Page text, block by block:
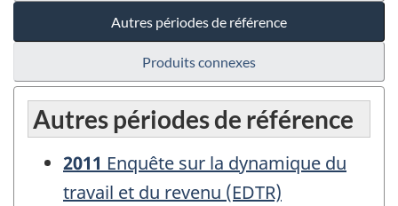
Autres périodes de référence
Produits connexes
Autres périodes de référence
2011 Enquête sur la dynamique du
travail et du revenu (EDTR)